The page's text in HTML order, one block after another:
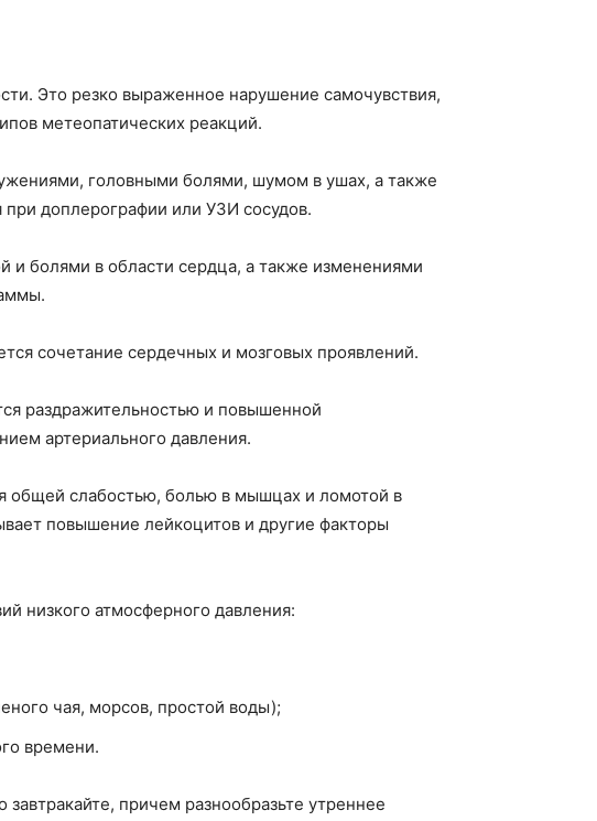
Это резко выраженное нарушение самочувствия,
метеопатических реакций.
головными болями, шумом в ушах, а также
доплерографии или УЗИ сосудов.
болями в области сердца, а также изменениями
сочетание сердечных и мозговых проявлений.
раздражительностью и повышенной
артериального давления.
общей слабостью, болью в мышцах и ломотой в
повышение лейкоцитов и другие факторы
низкого атмосферного давления:
чая, морсов, простой воды);
времени.
причем разнообразьте утреннее